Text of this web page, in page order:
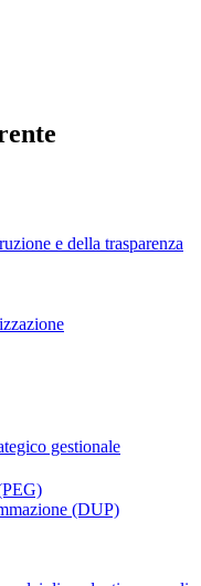
e della trasparenza
gestionale
(DUP)